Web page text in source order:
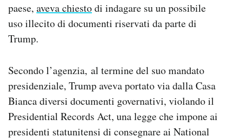
paese, aveva chiestodi indagare su un possibile
uso illecito di documenti riservati da parte di
Trump.
Secondo l’agenzia, al termine del suo mandato
presidenziale, Trump aveva portato via dalla Casa
Bianca diversi documenti governativi, violando il
Presidential Records Act, una legge che impone ai
presidenti statunitensi di consegnare ai National